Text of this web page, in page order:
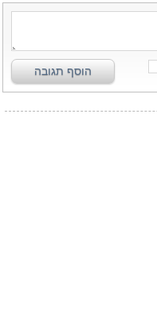
הוסף תגובה